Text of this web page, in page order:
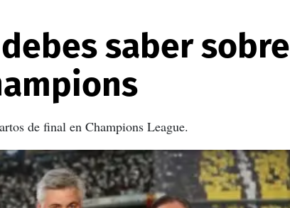
saber sobre
de final en Champions League.